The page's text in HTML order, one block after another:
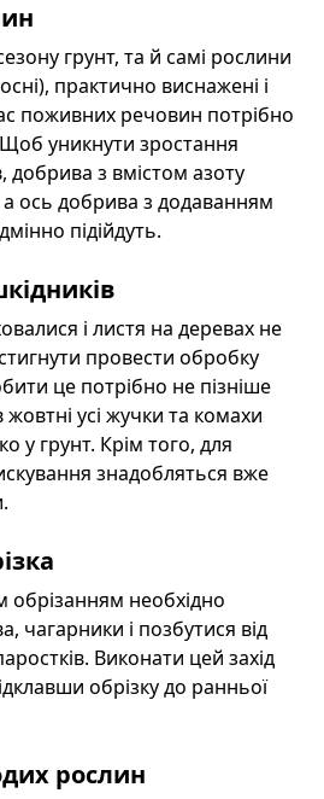
грунт, та й самі рослини
практично виснажені і
поживних речовин потрібно
уникнути зростання
добрива з вмістом азоту
ось добрива з додаванням
підійдуть.
і листя на деревах не
провести обробку
це потрібно не пізніше
усі жучки та комахи
у грунт. Крім того, для
знадобляться вже
необхідно
чагарники і позбутися від
Виконати цей захід
обрізку до ранньої
рослин